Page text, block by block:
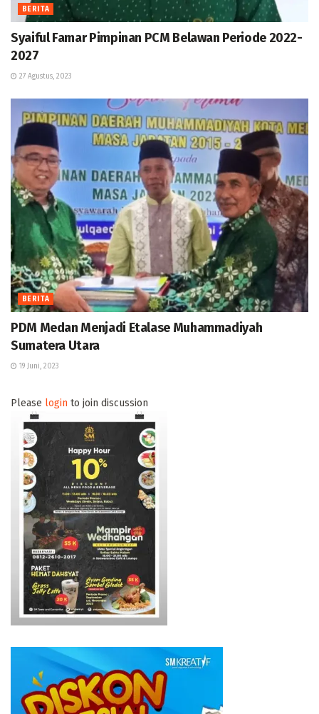
BERITA
Syaiful Famar Pimpinan PCM Belawan Periode 2022-
2027
27 Agustus, 2023
BERITA
PDM Medan Menjadi Etalase Muhammadiyah
Sumatera Utara
19 Juni, 2023
Please login to join discussion